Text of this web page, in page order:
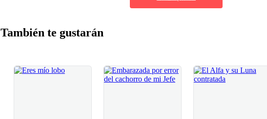
También te gustarán